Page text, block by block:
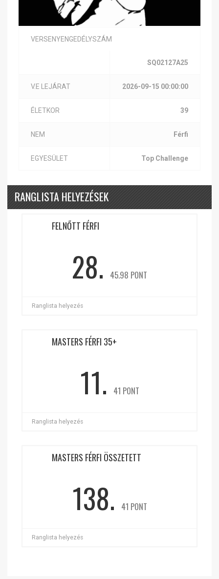
VERSENYENGEDÉLYSZÁM
SQ02127A25
V.E LEJÁRAT 2026-09-15 00:00:00
ÉLETKOR 39
NEM Férfi
EGYESÜLET Top Challenge
RANGLISTA HELYEZÉSEK
FELNŐTT FÉRFI
28. 45.98 PONT
Ranglista helyezés
MASTERS FÉRFI 35+
11. 41 PONT
Ranglista helyezés
MASTERS FÉRFI ÖSSZETETT
138. 41 PONT
Ranglista helyezés